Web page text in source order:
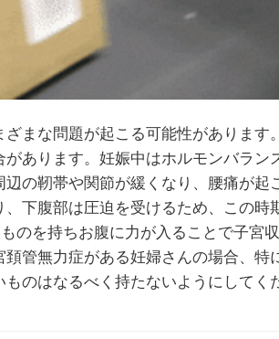
まな問題が起こる可能性がありま
あります。妊娠中はホルモンバラ
の靭帯や関節が緩くなり、腰痛が起
下腹部は圧迫を受けるため、この
のを持ちお腹に力が入ることで子宮
管無力症がある妊婦さんの場合、
のはなるべく持たないようにしてく